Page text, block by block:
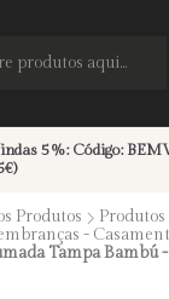
5%: Código:
Produtos Produtos
-
Tampa Bambú